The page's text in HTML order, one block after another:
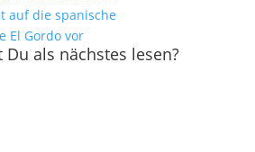
auf die spanische
El Gordo vor
als nächstes lesen?